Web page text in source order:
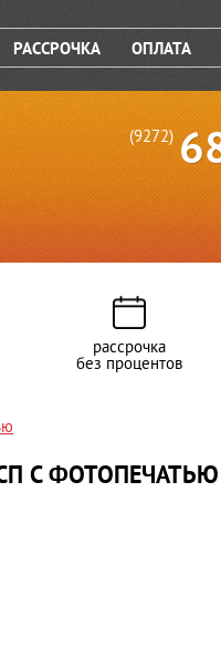
РАССРОЧКА ОПЛАТА
(9272)
рассрочка
без процентов
С ФОТОПЕЧАТЬЮ